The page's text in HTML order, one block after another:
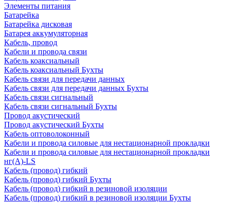
Элементы питания
Батарейка
Батарейка дисковая
Батарея аккумуляторная
Кабель, провод
Кабели и провода связи
Кабель коаксиальный
Кабель коаксиальный Бухты
Кабель связи для передачи данных
Кабель связи для передачи данных Бухты
Кабель связи сигнальный
Кабель связи сигнальный Бухты
Провод акустический
Провод акустический Бухты
Кабель оптоволоконный
Кабели и провода силовые для нестационарной прокладки
Кабели и провода силовые для нестационарной прокладки
нг(А)-LS
Кабель (провод) гибкий
Кабель (провод) гибкий Бухты
Кабель (провод) гибкий в резиновой изоляции
Кабель (провод) гибкий в резиновой изоляции Бухты